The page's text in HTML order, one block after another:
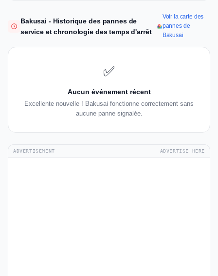
Bakusai - Historique des pannes de
service et chronologie des temps d'arrêt
Voir la carte des
pannes de
Bakusai
✅
Aucun événement récent
Excellente nouvelle ! Bakusai fonctionne correctement sans
aucune panne signalée.
ADVERTISEMENT ADVERTISE HERE